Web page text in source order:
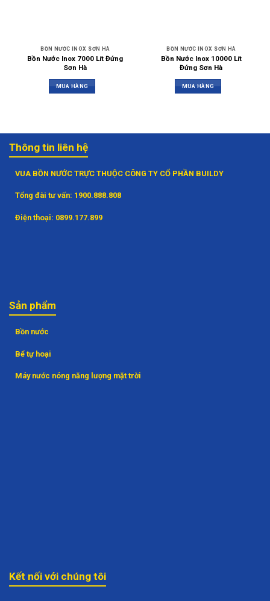
BỒN NƯỚC INOX SƠN HÀ
Bồn Nước Inox 7000 Lít Đứng
Sơn Hà
MUA HÀNG
BỒN NƯỚC INOX SƠN HÀ
Bồn Nước Inox 10000 Lít
Đứng Sơn Hà
MUA HÀNG
Thông tin liên hệ
VUA BỒN NƯỚC TRỰC THUỘC CÔNG TY CỔ PHẦN BUILDY
Tổng đài tư vấn: 1900.888.808
Điện thoại: 0899.177.899
Sản phẩm
Bồn nước
Bể tự hoại
Máy nước nóng năng lượng mặt trời
Kết nối với chúng tôi